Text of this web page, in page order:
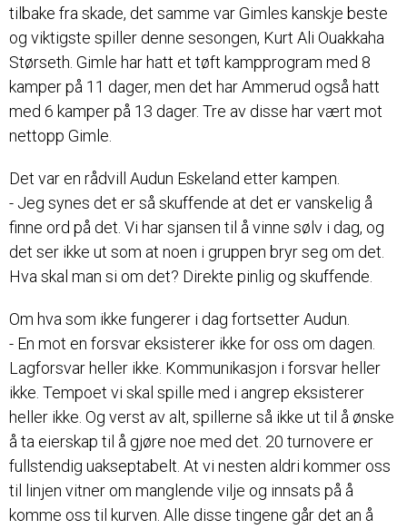
tilbake fra skade, det samme var Gimles kanskje beste
og viktigste spiller denne sesongen, Kurt Ali Ouakkaha
Størseth. Gimle har hatt et tøft kampprogram med 8
kamper på 11 dager, men det har Ammerud også hatt
med 6 kamper på 13 dager. Tre av disse har vært mot
nettopp Gimle.
Det var en rådvill Audun Eskeland etter kampen.
- Jeg synes det er så skuffende at det er vanskelig å
finne ord på det. Vi har sjansen til å vinne sølv i dag, og
det ser ikke ut som at noen i gruppen bryr seg om det.
Hva skal man si om det? Direkte pinlig og skuffende.
Om hva som ikke fungerer i dag fortsetter Audun.
- En mot en forsvar eksisterer ikke for oss om dagen.
Lagforsvar heller ikke. Kommunikasjon i forsvar heller
ikke. Tempoet vi skal spille med i angrep eksisterer
heller ikke. Og verst av alt, spillerne så ikke ut til å ønske
å ta eierskap til å gjøre noe med det. 20 turnovere er
fullstendig uakseptabelt. At vi nesten aldri kommer oss
til linjen vitner om manglende vilje og innsats på å
komme oss til kurven. Alle disse tingene går det an å